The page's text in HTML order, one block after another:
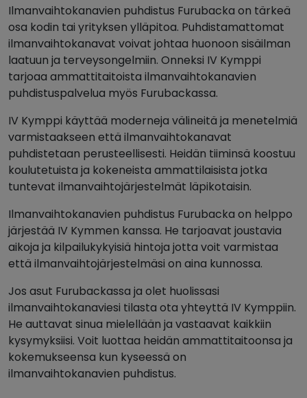
Ilmanvaihtokanavien puhdistus Furubacka on tärkeä
osa kodin tai yrityksen ylläpitoa. Puhdistamattomat
ilmanvaihtokanavat voivat johtaa huonoon sisäilman
laatuun ja terveysongelmiin. Onneksi IV Kymppi
tarjoaa ammattitaitoista ilmanvaihtokanavien
puhdistuspalvelua myös Furubackassa.
IV Kymppi käyttää moderneja välineitä ja menetelmiä
varmistaakseen että ilmanvaihtokanavat
puhdistetaan perusteellisesti. Heidän tiiminsä koostuu
koulutetuista ja kokeneista ammattilaisista jotka
tuntevat ilmanvaihtojärjestelmät läpikotaisin.
Ilmanvaihtokanavien puhdistus Furubacka on helppo
järjestää IV Kymmen kanssa. He tarjoavat joustavia
aikoja ja kilpailukykyisiä hintoja jotta voit varmistaa
että ilmanvaihtojärjestelmäsi on aina kunnossa.
Jos asut Furubackassa ja olet huolissasi
ilmanvaihtokanaviesi tilasta ota yhteyttä IV Kymppiin.
He auttavat sinua mielellään ja vastaavat kaikkiin
kysymyksiisi. Voit luottaa heidän ammattitaitoonsa ja
kokemukseensa kun kyseessä on
ilmanvaihtokanavien puhdistus.